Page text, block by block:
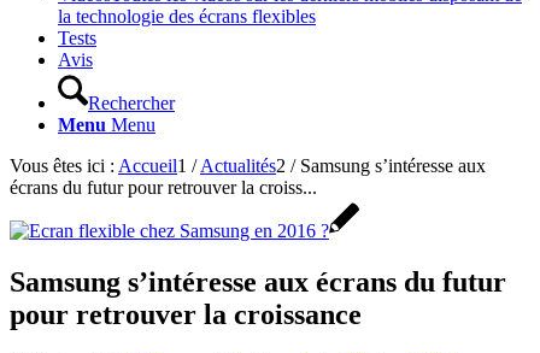
la technologie des écrans flexibles
Tests
Avis
Rechercher
Menu Menu
Vous êtes ici : Accueil1 / Actualités2 / Samsung s’intéresse aux
écrans du futur pour retrouver la croiss...
Samsung s’intéresse aux écrans du futur
pour retrouver la croissance